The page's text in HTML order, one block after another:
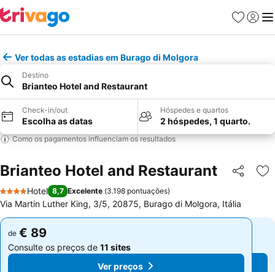
Favoritos
Iniciar
Ver todas as estadias em Burago di Molgora
Destino
Brianteo Hotel and Restaurant
Check-in/out
Escolha as datas
Hóspedes e quartos
2 hóspedes, 1 quarto.
Como os pagamentos influenciam os resultados
Brianteo Hotel and Restaurant Partilhar
4 Estrelas
Hotel 8,7 Excelente (3.198 pontuações)
Via Martin Luther King, 3/5, 20875, Burago di Molgora, Itália
de € 89
Consulte os preços de 11 sites
Ver preços
de € 89
Consulte os preços de 11 sites
Ver preços